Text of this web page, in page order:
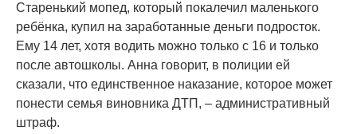
Старенький мопед, который покалечил маленького
ребёнка, купил на заработанные деньги подросток.
Ему 14 лет, хотя водить можно только с 16 и только
после автошколы. Анна говорит, в полиции ей
сказали, что единственное наказание, которое может
понести семья виновника ДТП, – административный
штраф.